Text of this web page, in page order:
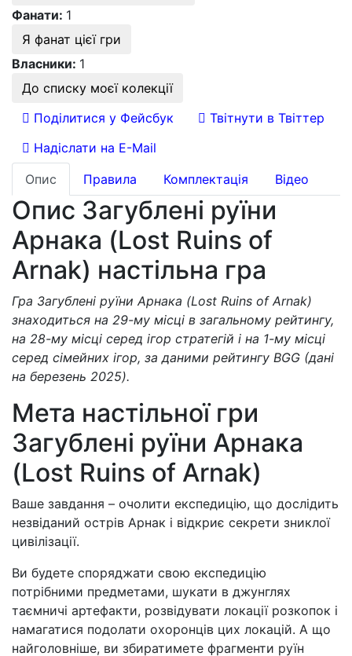
Фанати: 1
Я фанат цієї гри
Власники: 1
До списку моєї колекції
Поділитися у Фейсбук
Твітнути в Твіттер
Надіслати на E-Mail
Опис
Правила Комплектація Відео
Опис Загублені руїни
Арнака (Lost Ruins of
Arnak) настільна гра
Гра Загублені руїни Арнака (Lost Ruins of Arnak)
знаходиться на 29-му місці в загальному рейтингу,
на 28-му місці серед ігор стратегій і на 1-му місці
серед сімейних ігор, за даними рейтингу BGG (дані
на березень 2025).
Мета настільної гри
Загублені руїни Арнака
(Lost Ruins of Arnak)
Ваше завдання – очолити експедицію, що дослідить
незвіданий острів Арнак і відкриє секрети зниклої
цивілізації.
Ви будете споряджати свою експедицію
потрібними предметами, шукати в джунглях
таємничі артефакти, розвідувати локації розкопок і
намагатися подолати охоронців цих локацій. А що
найголовніше, ви збиратимете фрагменти руїн